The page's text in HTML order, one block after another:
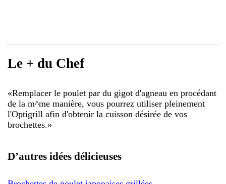
Le + du Chef
«Remplacer le poulet par du gigot d'agneau en procédant
de la m^me manière, vous pourrez utiliser pleinement
l'Optigrill afin d'obtenir la cuisson désirée de vos
brochettes.»
D’autres idées délicieuses